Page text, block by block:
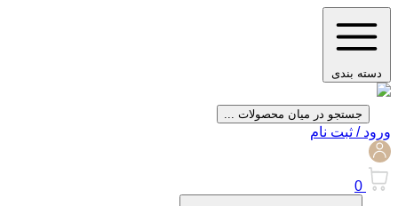
دسته بندی
جستجو در میان محصولات ...
ورود / ثبت نام
0